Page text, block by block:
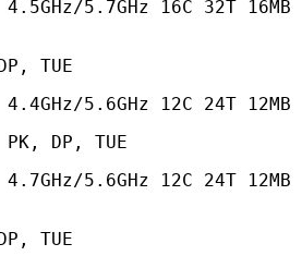
4.5GHz/5.7GHz 16C 32T 16MB
TUE
4.4GHz/5.6GHz 12C 24T 12MB
DP, TUE
4.7GHz/5.6GHz 12C 24T 12MB
TUE